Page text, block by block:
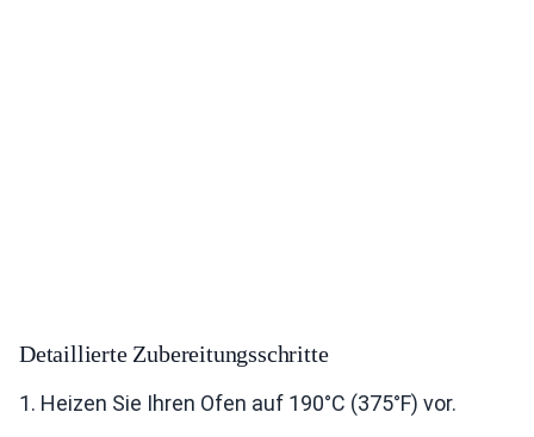
Detaillierte Zubereitungsschritte
1. Heizen Sie Ihren Ofen auf 190°C (375°F) vor.